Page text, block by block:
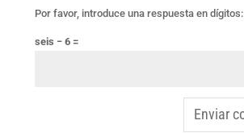
Por favor, introduce una respuesta en dígitos:
seis − 6 =